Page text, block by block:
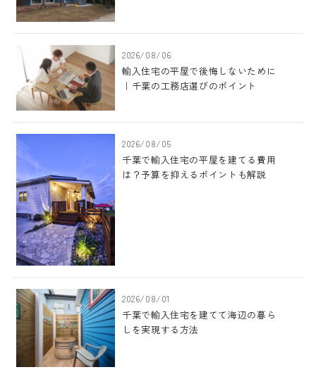
2026/08/06
輸入住宅の平屋で後悔しないために
｜千葉の工務店選びのポイント
2026/08/05
千葉で輸入住宅の平屋を建てる費用
は？予算を抑えるポイントも解説
2026/08/01
千葉で輸入住宅を建てて海辺の暮ら
しを実現する方法